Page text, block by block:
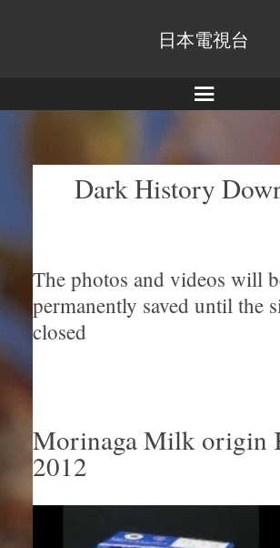
日本電視台
Menu
Dark History
The photos and videos will
permanently saved until the
closed
Morinaga Milk origin
2012